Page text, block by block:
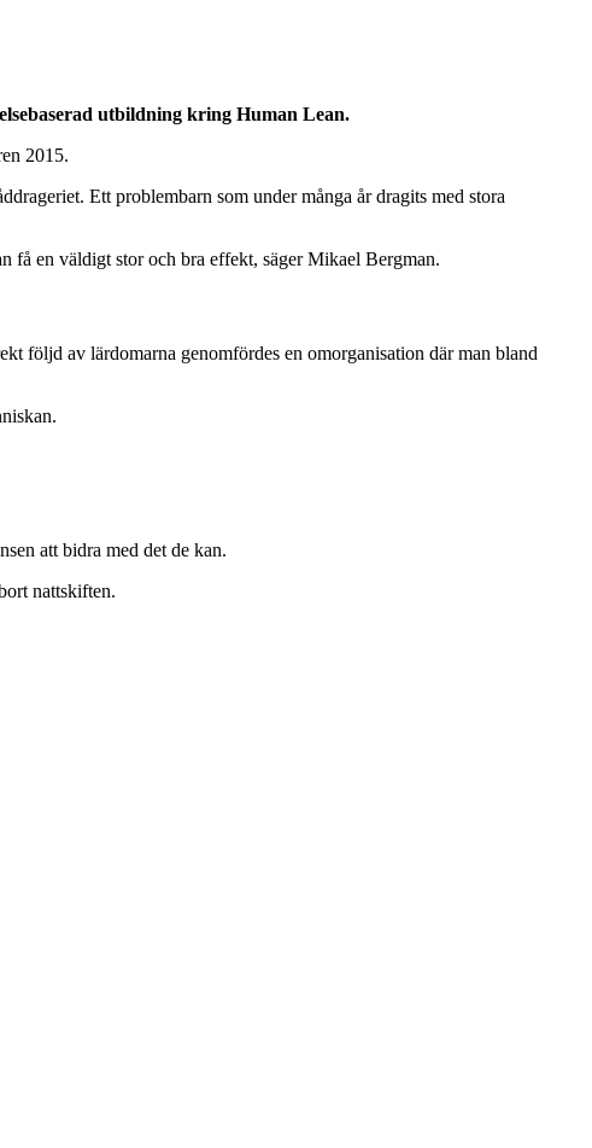
utbildning kring Human Lean.
2015.
Ett problembarn som under många år dragits med stora
få en väldigt stor och bra effekt, säger Mikael Bergman.
följd av lärdomarna genomfördes en omorganisation där man bland
att bidra med det de kan.
nattskiften.